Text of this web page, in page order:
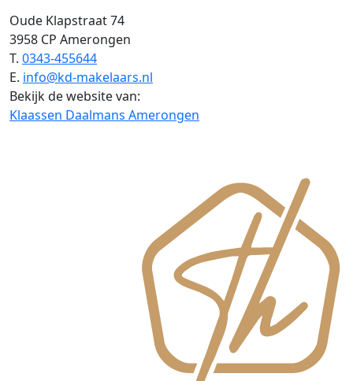
Oude Klapstraat 74
3958 CP Amerongen
T. 0343-455644
E. info@kd-makelaars.nl
Bekijk de website van:
Klaassen Daalmans Amerongen